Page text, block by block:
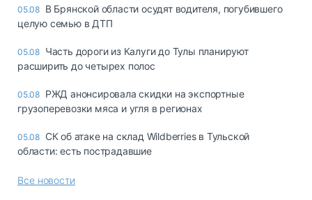
05.08 В Брянской области осудят водителя, погубившего
целую семью в ДТП
05.08 Часть дороги из Калуги до Тулы планируют
расширить до четырех полос
05.08 РЖД анонсировала скидки на экспортные
грузоперевозки мяса и угля в регионах
05.08 СК об атаке на склад Wildberries в Тульской
области: есть пострадавшие
Все новости